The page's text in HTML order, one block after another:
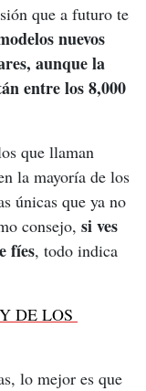
que a futuro te
nuevos
aunque la
entre los 8,000
que llaman
la mayoría de los
únicas que ya no
consejo, si ves
fíes, todo indica
DE LOS
lo mejor es que